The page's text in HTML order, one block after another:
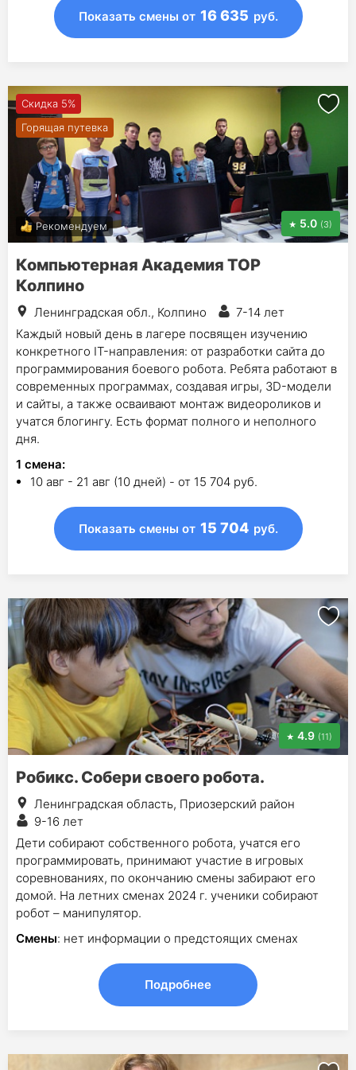
Показать смены от 16 635 руб.
Скидка 5%
Горящая путевка
Рекомендуем 5.0 (3)
Компьютерная Академия ТОР
Колпино
Ленинградская обл., Колпино
7-14 лет
Каждый новый день в лагере посвящен изучению
конкретного IT-направления: от разработки сайта до
программирования боевого робота. Ребята работают в
современных программах, создавая игры, 3D-модели
и сайты, а также осваивают монтаж видеороликов и
учатся блогингу. Есть формат полного и неполного
дня.
1 смена:
10 авг - 21 авг (10 дней) - от 15 704 руб.
Показать смены от 15 704 руб.
4.9 (11)
Робикс. Собери своего робота.
Ленинградская область, Приозерский район
9-16 лет
Дети собирают собственного робота, учатся его
программировать, принимают участие в игровых
соревнованиях, по окончанию смены забирают его
домой. На летних сменах 2024 г. ученики собирают
робот – манипулятор.
Смены: нет информации о предстоящих сменах
Подробнее